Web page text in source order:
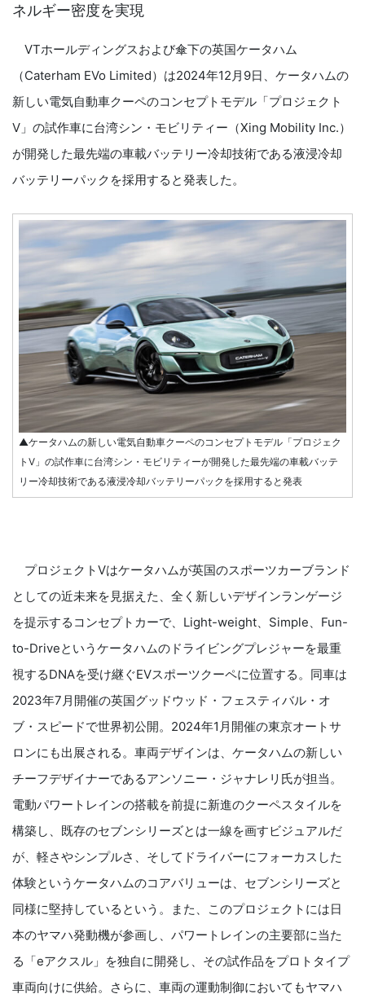
ネルギー密度を実現
VTホールディングスおよび傘下の英国ケータハム
（Caterham EVo Limited）は2024年12月9日、ケータハムの
新しい電気自動車クーペのコンセプトモデル「プロジェクト
V」の試作車に台湾シン・モビリティー（Xing Mobility Inc.）
が開発した最先端の車載バッテリー冷却技術である液浸冷却
バッテリーパックを採用すると発表した。
▲ケータハムの新しい電気自動車クーペのコンセプトモデル「プロジェク
トV」の試作車に台湾シン・モビリティーが開発した最先端の車載バッテ
リー冷却技術である液浸冷却バッテリーパックを採用すると発表
プロジェクトVはケータハムが英国のスポーツカーブランド
としての近未来を見据えた、全く新しいデザインランゲージ
を提示するコンセプトカーで、Light-weight、Simple、Fun-
to-Driveというケータハムのドライビングプレジャーを最重
視するDNAを受け継ぐEVスポーツクーペに位置する。同車は
2023年7月開催の英国グッドウッド・フェスティバル・オ
ブ・スピードで世界初公開。2024年1月開催の東京オートサ
ロンにも出展される。車両デザインは、ケータハムの新しい
チーフデザイナーであるアンソニー・ジャナレリ氏が担当。
電動パワートレインの搭載を前提に新進のクーペスタイルを
構築し、既存のセブンシリーズとは一線を画すビジュアルだ
が、軽さやシンプルさ、そしてドライバーにフォーカスした
体験というケータハムのコアバリューは、セブンシリーズと
同様に堅持しているという。また、このプロジェクトには日
本のヤマハ発動機が参画し、パワートレインの主要部に当た
る「eアクスル」を独自に開発し、その試作品をプロトタイプ
車両向けに供給。さらに、車両の運動制御においてもヤマハ